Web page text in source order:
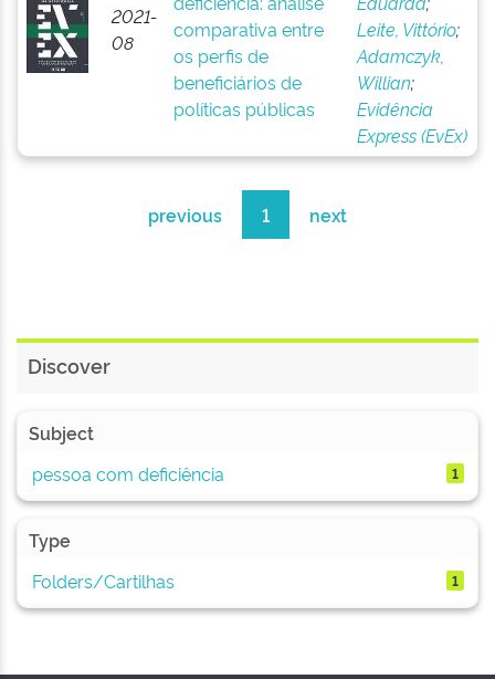
2021-
08
comparativa entre
os perfis de
beneficiários de
políticas públicas
Leite, Vittório;
Adamczyk,
Willian;
Evidência
Express (EvEx)
previous 1 next
Discover
Subject
pessoa com deficiência
1
Type
Folders/Cartilhas
1